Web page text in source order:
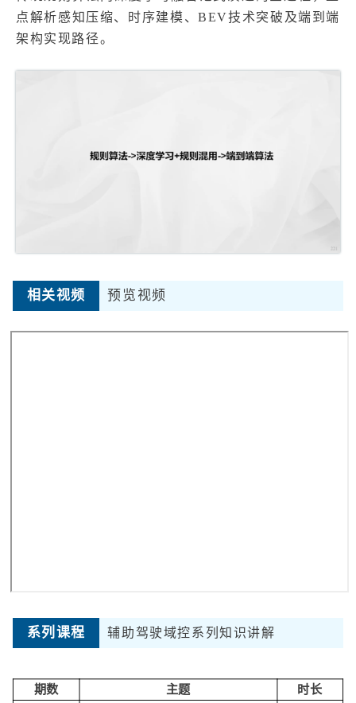
点解析感知压缩、时序建模、BEV技术突破及端到端
架构实现路径。
相关视频 预览视频
系列课程 辅助驾驶域控系列知识讲解
期数 主题 时长